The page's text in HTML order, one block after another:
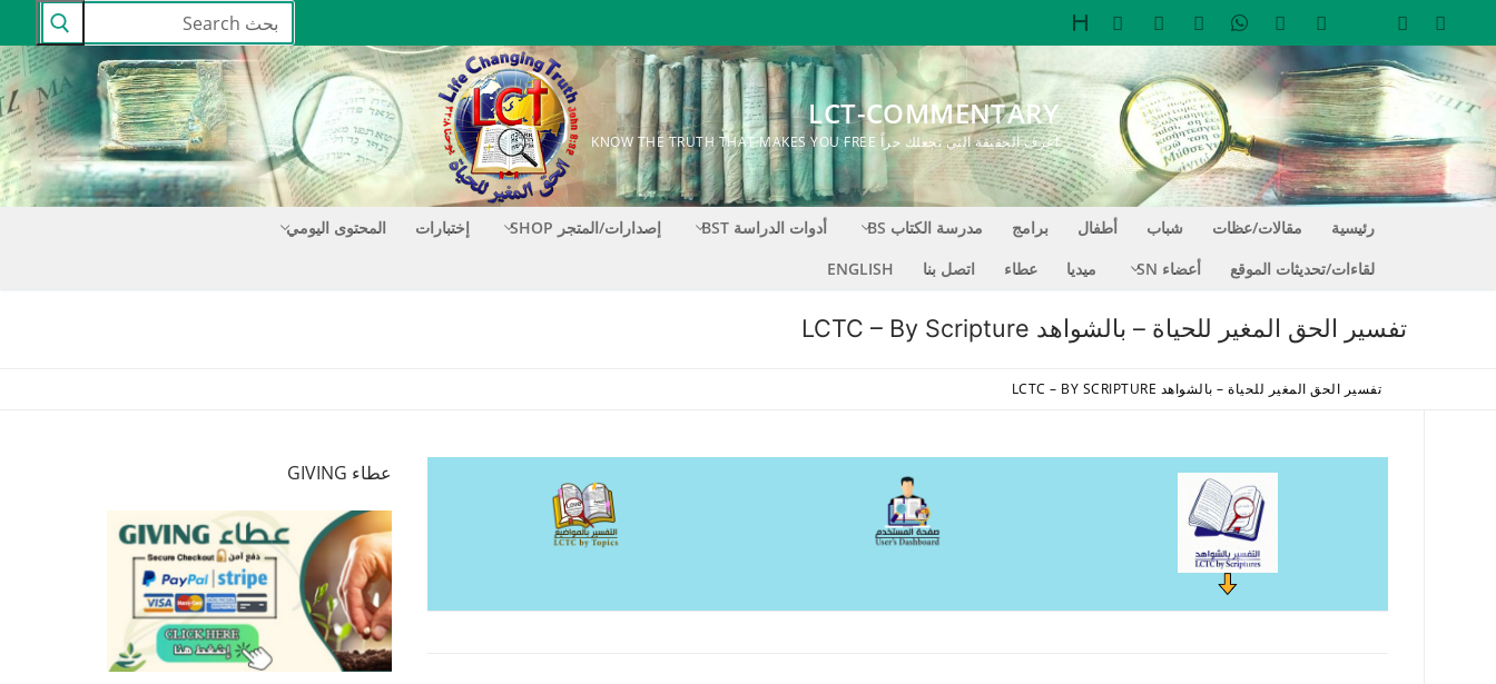
إلى
المحتوى
البحث
عن:
LCT-COMMENTARY
اعرف الحقيقة التي تجعلك حراً KNOW THE TRUTH THAT MAKES YOU FREE
رئيسية مقالات/عظات شباب أطفال برامج مدرسة الكتاب BS أدوات الدراسة BST إصدارات/المتجر SHOP إختبارات
المحتوى اليومي
لقاءات/تحديثات الموقع
أعضاء SN ميديا عطاء اتصل بنا ENGLISH
تفسير الحق المغير للحياة – بالشواهد LCTC – By Scripture
تفسير الحق المغير للحياة – بالشواهد LCTC – BY SCRIPTURE
عطاء GIVING